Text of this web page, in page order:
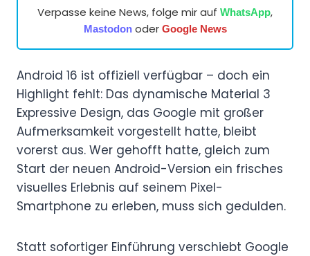
Verpasse keine News, folge mir auf WhatsApp,
Mastodonoder Google News
Android 16 ist offiziell verfügbar – doch ein
Highlight fehlt: Das dynamische Material 3
Expressive Design, das Google mit großer
Aufmerksamkeit vorgestellt hatte, bleibt
vorerst aus. Wer gehofft hatte, gleich zum
Start der neuen Android-Version ein frisches
visuelles Erlebnis auf seinem Pixel-
Smartphone zu erleben, muss sich gedulden.
Statt sofortiger Einführung verschiebt Google